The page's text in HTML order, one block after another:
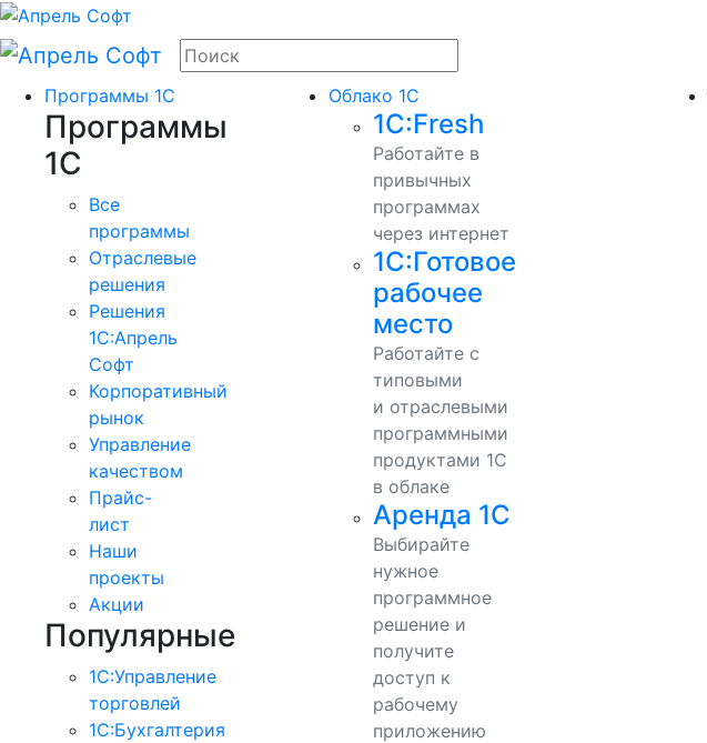
Программы 1С
Программы
1С
Все
программы
Отраслевые
решения
Решения
1C:Апрель
Софт
Корпоративный
рынок
Управление
качеством
Прайс-
лист
Наши
проекты
Акции
Популярные
1С:Управление
торговлей
1С:Бухгалтерия
Облако 1С
1С:Fresh
Работайте в
привычных
программах
через интернет
1С:Готовое
рабочее
место
Работайте с
типовыми
и отраслевыми
программными
продуктами 1С
в облаке
Аренда 1С
Выбирайте
нужное
программное
решение и
получите
доступ к
рабочему
приложению